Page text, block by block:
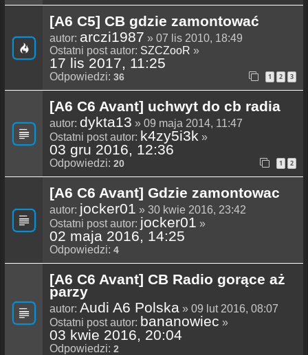
[A6 C5] CB gdzie zamontować
autor: arczi1987 » 07 lis 2010, 18:49
Ostatni post autor: SZCZooR »
17 lis 2017, 11:25
Odpowiedzi: 36 1 2 3
[A6 C6 Avant] uchwyt do cb radia
autor: dykta13 » 09 maja 2014, 11:47
Ostatni post autor: k4zy5i3k »
03 gru 2016, 12:36
Odpowiedzi: 20 1 2
[A6 C6 Avant] Gdzie zamontowac
autor: jocker01 » 30 kwie 2016, 23:42
Ostatni post autor: jocker01 »
02 maja 2016, 14:25
Odpowiedzi: 4
[A6 C6 Avant] CB Radio gorące aż
parzy
autor: Audi A6 Polska » 09 lut 2016, 08:07
Ostatni post autor: bananowiec »
03 kwie 2016, 20:04
Odpowiedzi: 2